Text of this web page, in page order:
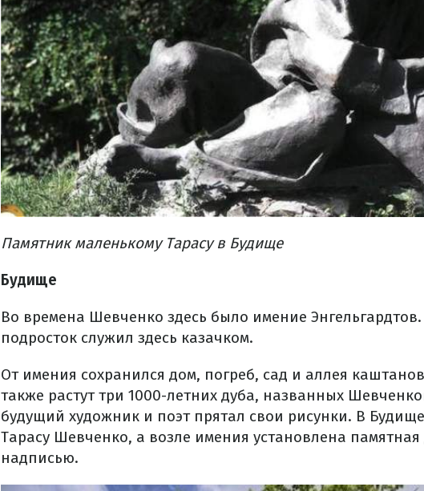
Памятник маленькому Тарасу в Будище
Будище
Во времена Шевченко здесь было имение Энгельгардтов.
подросток служил здесь казачком.
От имения сохранился дом, погреб, сад и аллея
также растут три 1000-летних дуба, названных
будущий художник и поэт прятал свои рисунки. В
Тарасу Шевченко, а возле имения установлена памятная
надписью.